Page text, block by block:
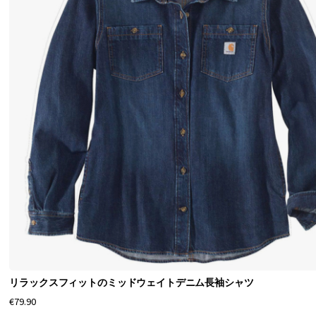
リラックスフィットのミッドウェイトデニム長袖シャツ
€79.90